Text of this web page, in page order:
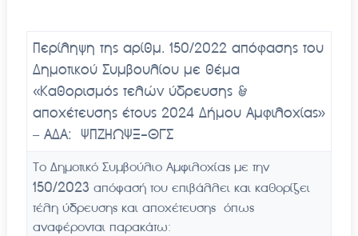
Περίληψη της αρίθμ. 150/2022 απόφασης του
Δημοτικού Συμβουλίου με θέμα
«Καθορισμός τελών ύδρευσης &
αποχέτευσης έτους 2024 Δήμου Αμφιλοχίας»
– ΑΔΑ: ΨΠΖΗΩΨΞ-ΘΓΣ
Το Δημοτικό Συμβούλιο Αμφιλοχίας με την
150/2023 απόφασή του επιβάλλει και καθορίζει
τέλη ύδρευσης και αποχέτευσης όπως
αναφέρονται παρακάτω: